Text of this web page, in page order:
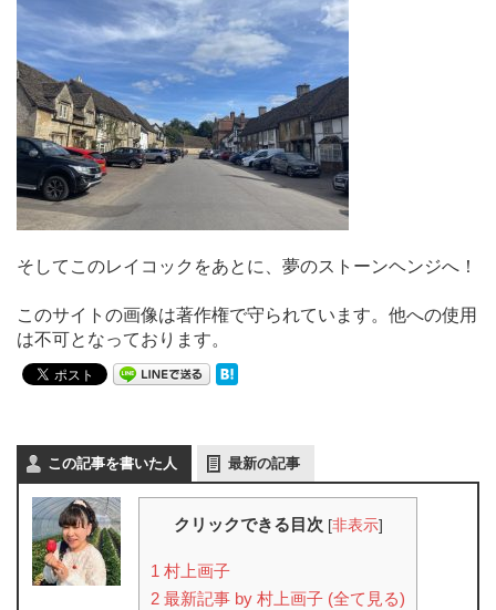
そしてこのレイコックをあとに、夢のストーンヘンジへ！
このサイトの画像は著作権で守られています。他への使用
は不可となっております。
この記事を書いた人 最新の記事
クリックできる目次 [非表示]
1 村上画子
2 最新記事 by 村上画子 (全て見る)